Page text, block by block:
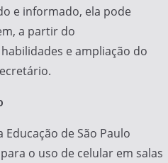
e informado, ela pode
a partir do
e ampliação do
Educação de São Paulo
o uso de celular em salas